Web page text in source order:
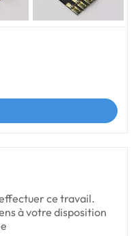
ce travail.
à votre disposition